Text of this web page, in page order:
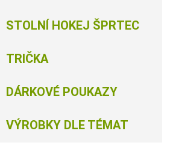
STOLNÍ HOKEJ ŠPRTEC
TRIČKA
DÁRKOVÉ POUKAZY
VÝROBKY DLE TÉMAT